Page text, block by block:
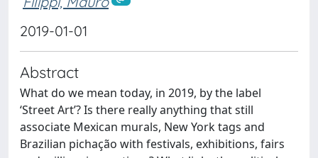
2019-01-01
Abstract
What do we mean today, in 2019, by the label
‘Street Art’? Is there really anything that still
associate Mexican murals, New York tags and
Brazilian pichação with festivals, exhibitions, fairs